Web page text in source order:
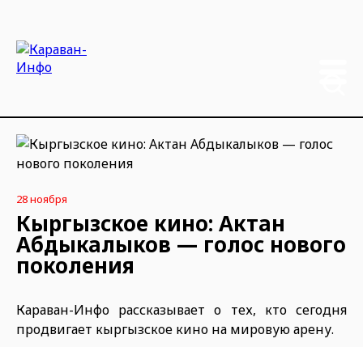
28 ноября
Кыргызское кино: Актан
Абдыкалыков — голос нового
поколения
Караван-Инфо рассказывает о тех, кто сегодня
продвигает кыргызское кино на мировую арену.